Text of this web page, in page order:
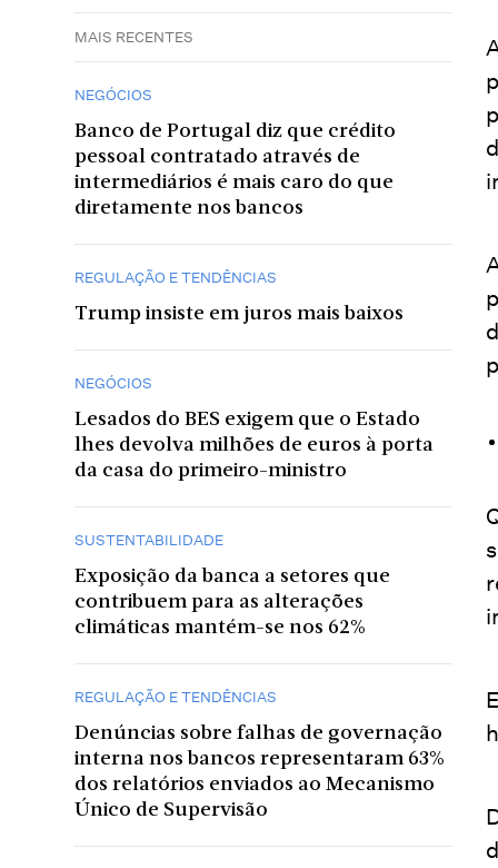
MAIS RECENTES
NEGÓCIOS
Banco de Portugal diz que crédito
pessoal contratado através de
intermediários é mais caro do que
diretamente nos bancos
REGULAÇÃO E TENDÊNCIAS
Trump insiste em juros mais baixos
NEGÓCIOS
Lesados do BES exigem que o Estado
lhes devolva milhões de euros à porta
da casa do primeiro-ministro
SUSTENTABILIDADE
Exposição da banca a setores que
contribuem para as alterações
climáticas mantém-se nos 62%
REGULAÇÃO E TENDÊNCIAS
Denúncias sobre falhas de governação
interna nos bancos representaram 63%
dos relatórios enviados ao Mecanismo
Único de Supervisão